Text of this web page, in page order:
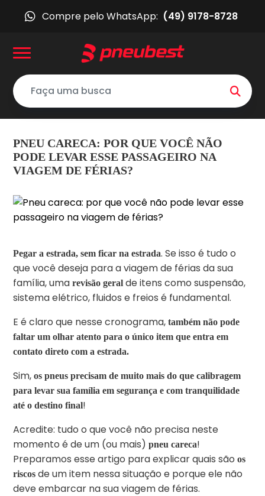
Compre pelo WhatsApp: (49) 9178-8728
PNEU CARECA: POR QUE VOCÊ NÃO
PODE LEVAR ESSE PASSAGEIRO NA
VIAGEM DE FÉRIAS?
Pegar a estrada, sem ficar na estrada. Se isso é tudo o
que você deseja para a viagem de férias da sua
família, umarevisão geral de itens como suspensão,
sistema elétrico, fluidos e freios é fundamental.
E é claro que nesse cronograma,também não pode
faltar um olhar atento para o único item que entra em
contato direto com a estrada.
Sim,os pneus precisam de muito mais do que calibragem
para levar sua família em segurança e com tranquilidade
até o destino final!
Acredite: tudo o que você não precisa neste
momento é de um (ou mais)pneu careca!
Preparamos esse artigo para explicar quais sãoos
riscosde um item nessa situação e porque ele não
deve embarcar na sua viagem de férias.